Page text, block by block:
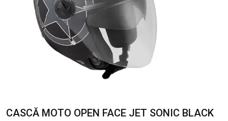
CASCĂ MOTO OPEN FACE JET SONIC BLACK